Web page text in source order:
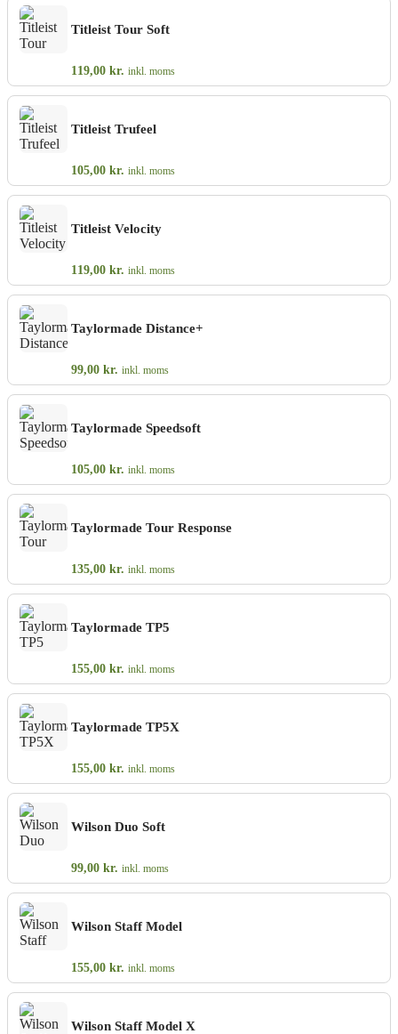
Titleist Tour Soft
119,00 kr. inkl. moms
Titleist Trufeel
105,00 kr. inkl. moms
Titleist Velocity
119,00 kr. inkl. moms
Taylormade Distance+
99,00 kr. inkl. moms
Taylormade Speedsoft
105,00 kr. inkl. moms
Taylormade Tour Response
135,00 kr. inkl. moms
Taylormade TP5
155,00 kr. inkl. moms
Taylormade TP5X
155,00 kr. inkl. moms
Wilson Duo Soft
99,00 kr. inkl. moms
Wilson Staff Model
155,00 kr. inkl. moms
Wilson Staff Model X